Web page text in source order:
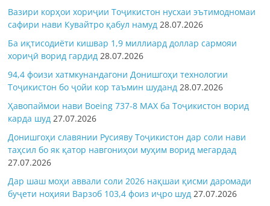
Вазири корҳои хориҷии Тоҷикистон нусхаи эътимодномаи
сафири нави Кувайтро қабул намуд 28.07.2026
Ба иқтисодиёти кишвар 1,9 миллиард доллар сармояи
хориҷӣ ворид гардид 28.07.2026
94,4 фоизи хатмкунандагони Донишгоҳи технологии
Тоҷикистон бо ҷойи кор таъмин шуданд 28.07.2026
Ҳавопаймои нави Boeing 737-8 MAX ба Тоҷикистон ворид
карда шуд 27.07.2026
Донишгоҳи славянии Русияву Тоҷикистон дар соли нави
таҳсил бо як қатор навгониҳои муҳим ворид мегардад
27.07.2026
Дар шаш моҳи аввали соли 2026 нақшаи қисми даромади
буҷети ноҳияи Варзоб 103,4 фоиз иҷро шуд 27.07.2026